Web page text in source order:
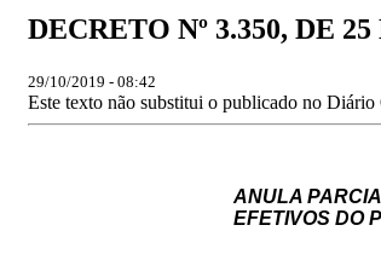
DECRETO Nº 3.350, DE
29/10/2019 - 08:42
Este texto não substitui o publicado no
ANULA
EFETIVOS DO